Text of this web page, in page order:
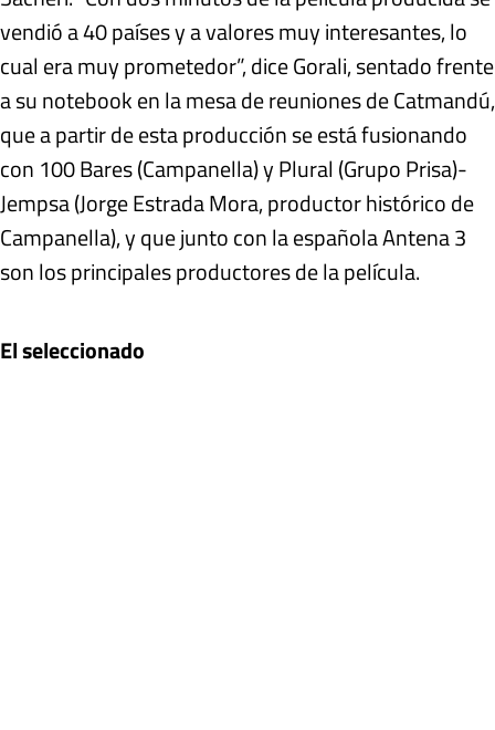
vendió a 40 países y a valores muy interesantes, lo
cual era muy prometedor”, dice Gorali, sentado frente
a su notebook en la mesa de reuniones de Catmandú,
que a partir de esta producción se está fusionando
con 100 Bares (Campanella) y Plural (Grupo Prisa)-
Jempsa (Jorge Estrada Mora, productor histórico de
Campanella), y que junto con la española Antena 3
son los principales productores de la película.
El seleccionado